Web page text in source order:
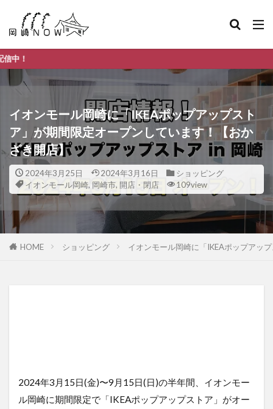
イオンモール岡崎に「IKEAポップアップスト
ア」が期間限定オープンしています！【おか
ざき開店】
2024年3月25日 2024年3月16日
ショッピング
イオンモール岡崎, 岡崎市, 開店・閉店 109view
HOME ショッピング イオンモール岡崎に「IKEAポップアッ
2024年3月15日(金)〜9月15日(日)の半年間、イオンモー
ル岡崎に期間限定で「IKEAポップアップストア」がオー